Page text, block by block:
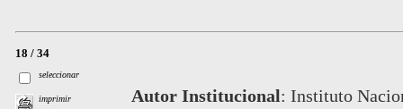
18 / 34
seleccionar
imprimir Autor Institucional: Instituto